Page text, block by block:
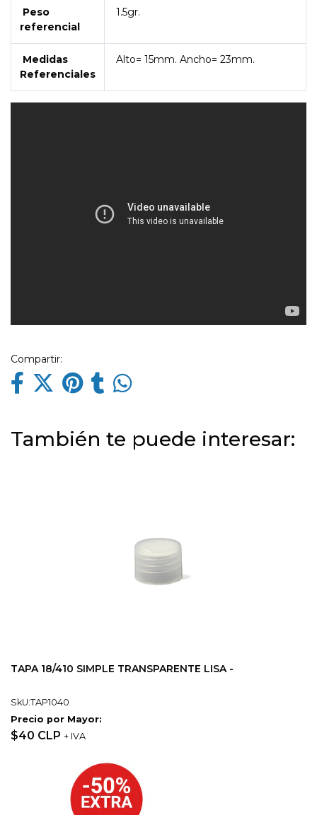
Peso
referencial
1.5gr.
Medidas
Referenciales
Alto= 15mm. Ancho= 23mm.
Compartir:
También te puede interesar:
TAPA 18/410 SIMPLE TRANSPARENTE LISA -
SkU:TAP1040
Precio por Mayor:
$40 CLP + IVA